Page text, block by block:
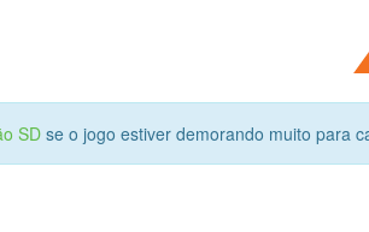
SD se o jogo estiver demorando muito para